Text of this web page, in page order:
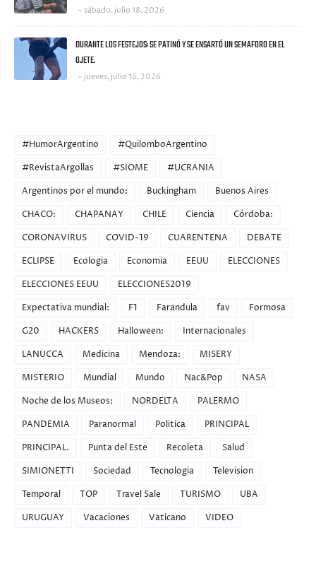
sábado, julio 18, 2026
DURANTE LOS FESTEJOS: SE PATINÓ Y SE ENSARTÓ UN SEMAFORO EN EL
OJETE.
jueves, julio 16, 2026
#HumorArgentino
#QuilomboArgentino
#RevistaArgollas
#SIOME
#UCRANIA
Argentinos por el mundo:
Buckingham
Buenos Aires
CHACO:
CHAPANAY CHILE Ciencia
Córdoba:
CORONAVIRUS
COVID-19 CUARENTENA
DEBATE
ECLIPSE
Ecologia Economia EEUU
ELECCIONES
ELECCIONES EEUU
ELECCIONES2019
Expectativa mundial:
F1 Farandula fav
Formosa
G20
HACKERS Halloween:
Internacionales
LANUCCA
Medicina Mendoza:
MISERY
MISTERIO
Mundial Mundo Nac&Pop
NASA
Noche de los Museos:
NORDELTA
PALERMO
PANDEMIA
Paranormal Politica
PRINCIPAL
PRINCIPAL.
Punta del Este Recoleta
Salud
SIMIONETTI
Sociedad Tecnologia
Television
Temporal
TOP Travel Sale TURISMO
UBA
URUGUAY
Vacaciones Vaticano VIDEO